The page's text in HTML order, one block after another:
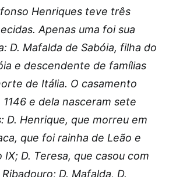
Henriques teve três
Apenas uma foi sua
D. Mafalda de Sabóia, filha do
e descendente de famílias
de Itália. O casamento
e dela nasceram sete
D. Henrique, que morreu em
que foi rainha de Leão e
D. Teresa, que casou com
D. Mafalda, D.